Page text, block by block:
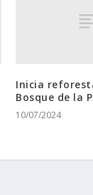
Inicia
Bosque de la
10/07/2024